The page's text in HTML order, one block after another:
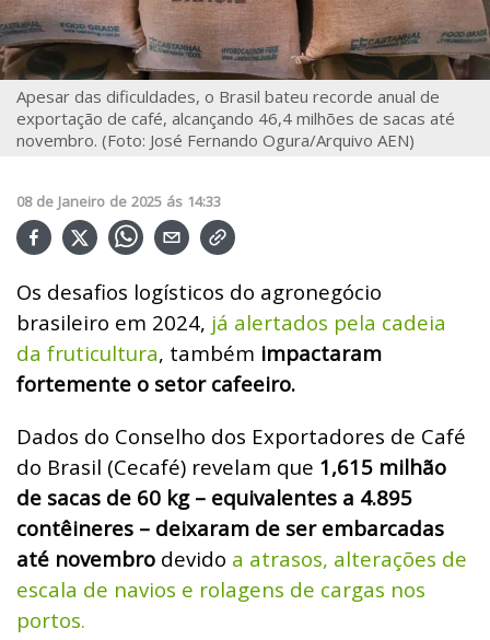
Apesar das dificuldades, o Brasil bateu recorde anual de
exportação de café, alcançando 46,4 milhões de sacas até
novembro. (Foto: José Fernando Ogura/Arquivo AEN)
08 de Janeiro de 2025 ás 14:33
Os desafios logísticos do agronegócio
brasileiro em 2024, já alertados pela cadeia
da fruticultura, também impactaram
fortemente o setor cafeeiro.
Dados do Conselho dos Exportadores de Café
do Brasil (Cecafé) revelam que 1,615 milhão
de sacas de 60 kg – equivalentes a 4.895
contêineres – deixaram de ser embarcadas
até novembro devido a atrasos, alterações de
escala de navios e rolagens de cargas nos
portos.